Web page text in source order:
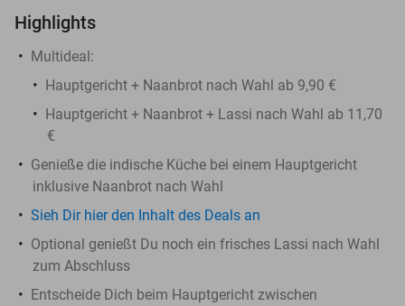
Highlights
Multideal:
Hauptgericht + Naanbrot nach Wahl ab 9,90 €
Hauptgericht + Naanbrot + Lassi nach Wahl ab 11,70
€
Genieße die indische Küche bei einem Hauptgericht
inklusive Naanbrot nach Wahl
Sieh Dir hier den Inhalt des Deals an
Optional genießt Du noch ein frisches Lassi nach Wahl
zum Abschluss
Entscheide Dich beim Hauptgericht zwischen